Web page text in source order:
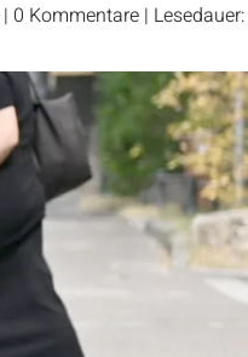
| 0 Kommentare |